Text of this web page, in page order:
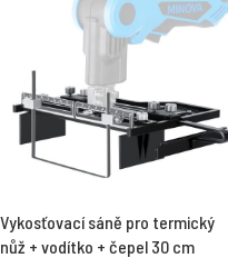
Vykosťovací sáně pro termický
nůž + vodítko + čepel 30 cm